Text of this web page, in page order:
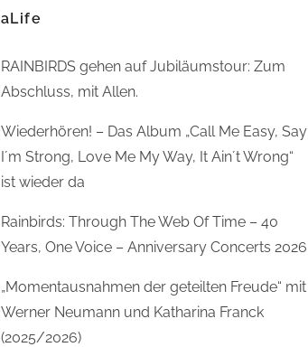
aLife
RAINBIRDS gehen auf Jubiläumstour: Zum
Abschluss, mit Allen.
Wiederhören! – Das Album „Call Me Easy, Say
I´m Strong, Love Me My Way, It Ain´t Wrong“
ist wieder da
Rainbirds: Through The Web Of Time – 40
Years, One Voice – Anniversary Concerts 2026
„Momentausnahmen der geteilten Freude“ mit
Werner Neumann und Katharina Franck
(2025/2026)